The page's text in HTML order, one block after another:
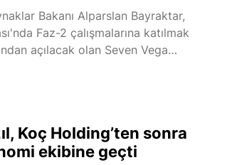
Bakanı Alparslan Bayraktar,
Faz-2 çalışmalarına katılmak
açılacak olan Seven Vega
Koç Holding’ten sonra
ekibine geçti